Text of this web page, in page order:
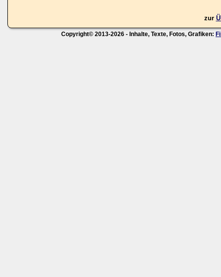
zur
Copyright© 2013-2026 - Inhalte, Texte, Fotos, Grafiken: